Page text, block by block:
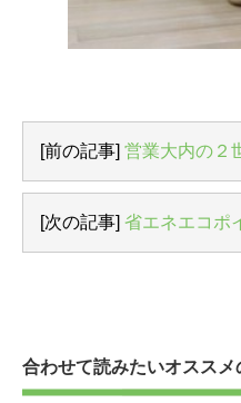
[前の記事] 営業大内の２
[次の記事] 省エネエコポ
合わせて読みたいオススメ